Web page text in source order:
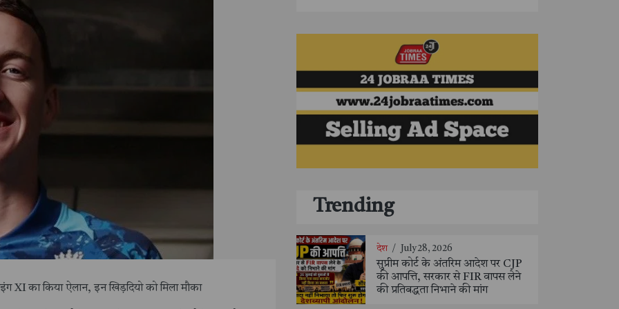
XI का किया ऐलान, इन खिड़दियो को मिला मौका
Trending
देश / July 28, 2026
सुप्रीम कोर्ट के अंतरिम आदेश पर CJP
की आपत्ति, सरकार से FIR वापस लेने
की प्रतिबद्धता निभाने की मांग